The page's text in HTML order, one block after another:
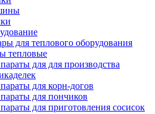
для теплового оборудования
тепловые
для для производства
для корн-догов
для пончиков
для приготовления сосисок